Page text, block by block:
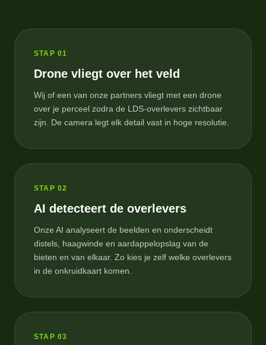
STAP 01
Drone vliegt over het veld
Wij of een van onze partners vliegt met een drone
over je perceel zodra de LDS-overlevers zichtbaar
zijn. De camera legt elk detail vast in hoge resolutie.
STAP 02
AI detecteert de overlevers
Onze AI analyseert de beelden en onderscheidt
distels, haagwinde en aardappelopslag van de
bieten en van elkaar. Zo kies je zelf welke overlevers
in de onkruidkaart komen.
STAP 03